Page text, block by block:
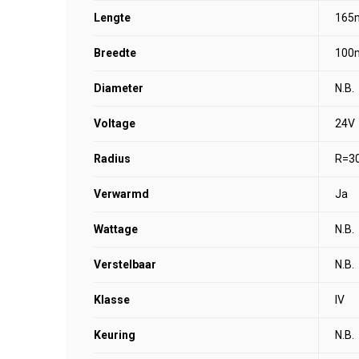
Lengte
Breedte
Diameter N.B.
Voltage 24V
Radius
Verwarmd Ja
Wattage N.B.
Verstelbaar N.B.
Klasse IV
Keuring N.B.